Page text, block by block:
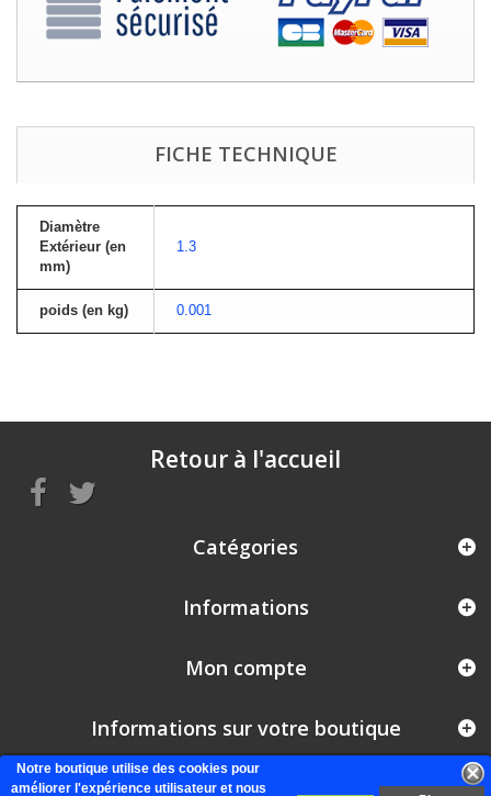
Notre boutique utilise des cookies pour
améliorer l'expérience utilisateur et nous
FICHE TECHNIQUE
Diamètre
Extérieur (en
mm)
1.3
poids (en kg) 0.001
Retour à l'accueil
Catégories
Informations
Mon compte
Informations sur votre boutique